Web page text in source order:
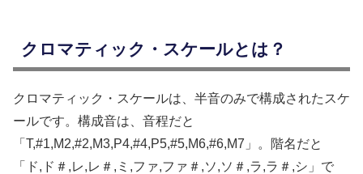
クロマティック・スケールとは？
クロマティック・スケールは、半音のみで構成されたスケ
ールです。構成音は、音程だと
「T,#1,M2,#2,M3,P4,#4,P5,#5,M6,#6,M7」。階名だと
「ド,ド＃,レ,レ＃,ミ,ファ,ファ＃,ソ,ソ＃,ラ,ラ＃,シ」で